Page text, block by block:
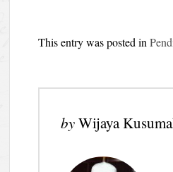
This entry was posted in
byWijaya